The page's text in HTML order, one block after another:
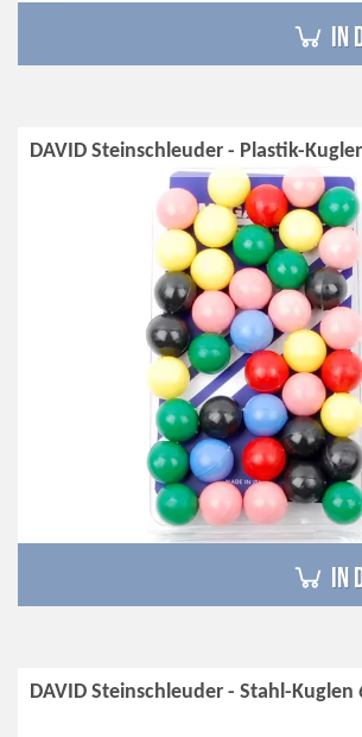
in
DAVID Steinschleuder - Plastik-
in
DAVID Steinschleuder - Stahl-